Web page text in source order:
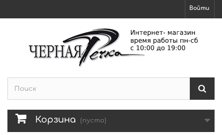
Войти
Корзина (пусто)